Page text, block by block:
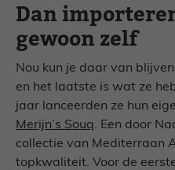
Dan
gewoon zelf
Nou kun je daar van
en het laatste is wat ze
jaar lanceerden ze hun
Merijn’s Souq. Een door
collectie van Mediterraan
topkwaliteit. Voor de